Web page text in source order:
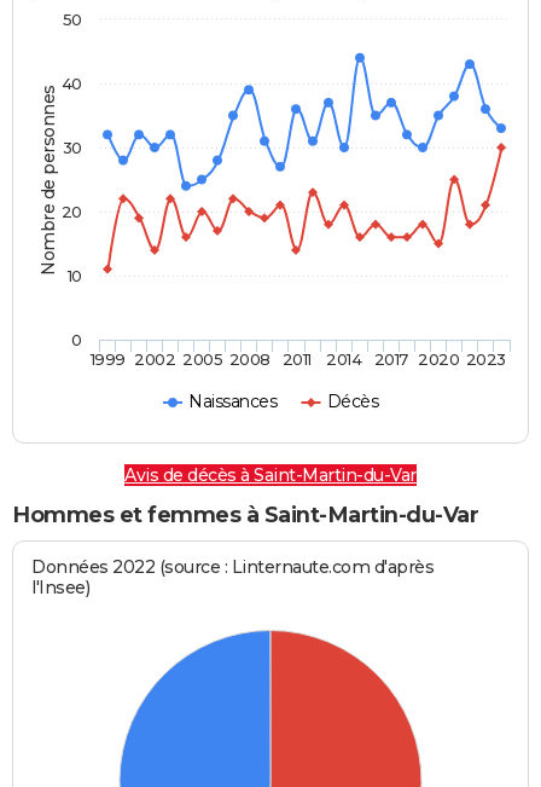
Nombre de personnes
Naissances Décès
1999 2002 2005 2008 2011 2014 2017 2020 2023
0
10
20
30
40
50
Avis de décès à Saint-Martin-du-Var
Hommes et femmes à Saint-Martin-du-Var
Données 2022 (source : Linternaute.com d'après
l'Insee)